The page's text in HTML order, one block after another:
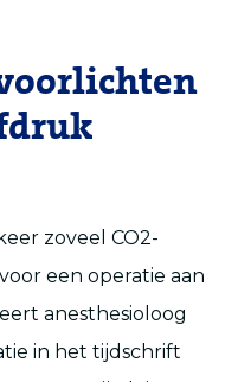
zoveel CO2-
een operatie aan
anesthesioloog
in het tijdschrift